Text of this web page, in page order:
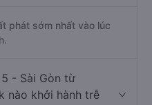
phát sớm nhất vào lúc
- Sài Gòn từ
nào khởi hành trễ